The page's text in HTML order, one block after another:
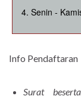
Senin -
Info Pendaftaran
Surat